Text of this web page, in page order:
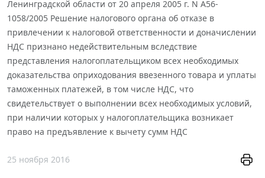
Ленинградской области от 20 апреля 2005 г. N А56-
1058/2005 Решение налогового органа об отказе в
привлечении к налоговой ответственности и доначислении
НДС признано недействительным вследствие
представления налогоплательщиком всех необходимых
доказательства оприходования ввезенного товара и уплаты
таможенных платежей, в том числе НДС, что
свидетельствует о выполнении всех необходимых условий,
при наличии которых у налогоплательщика возникает
право на предъявление к вычету сумм НДС
25 ноября 2016